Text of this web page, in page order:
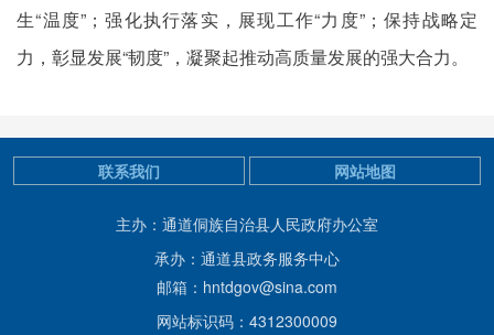
生“温度”；强化执行落实，展现工作“力度”；保持战略定
力，彰显发展“韧度”，凝聚起推动高质量发展的强大合力。
主办：通道侗族自治县人民政府办公室
承办：通道县政务服务中心
邮箱：hntdgov@sina.com
网站标识码：4312300009
联系我们 网站地图